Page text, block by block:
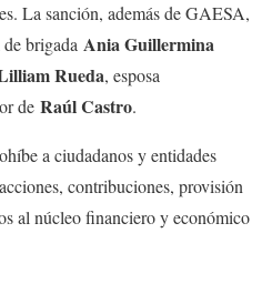
La sanción, además de GAESA,
brigada Ania Guillermina
Rueda, esposa
de Raúl Castro.
a ciudadanos y entidades
contribuciones, provisión
al núcleo financiero y económico